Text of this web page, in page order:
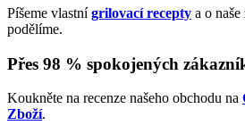
Píšeme vlastnígrilovací recepty a o naše
podělíme.
Přes 98 % spokojených
Koukněte na recenze našeho obchodu na
Zboží.